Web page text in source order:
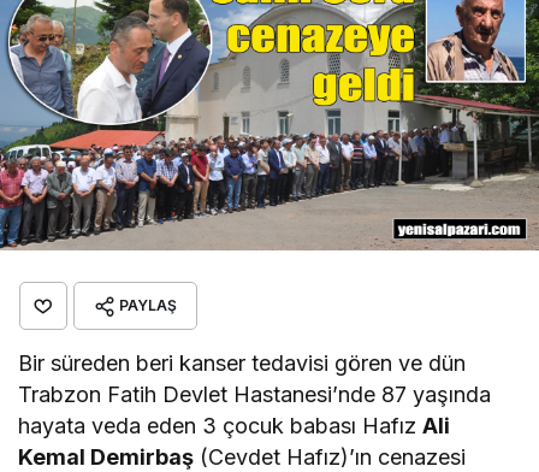
PAYLAŞ
Bir süreden beri kanser tedavisi gören ve dün
Trabzon Fatih Devlet Hastanesi’nde 87 yaşında
hayata veda eden 3 çocuk babası HafızAli
Kemal Demirbaş (Cevdet Hafız)’ın cenazesi